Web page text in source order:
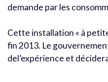
demande par les
Cette installation « à
fin 2013. Le
del’expérience et